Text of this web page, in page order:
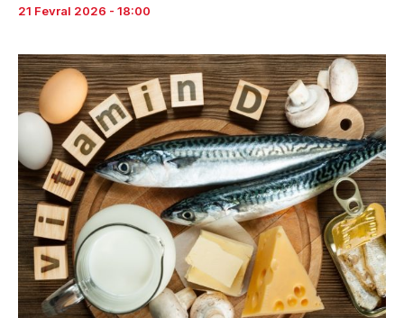
21 Fevral 2026 - 18:00